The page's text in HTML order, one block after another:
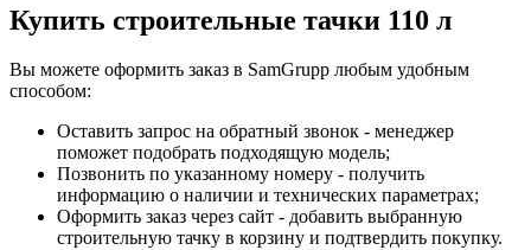
Купить строительные тачки 110 л
Вы можете оформить заказ в SamGrupp любым удобным
способом:
Оставить запрос на обратный звонок - менеджер
поможет подобрать подходящую модель;
Позвонить по указанному номеру - получить
информацию о наличии и технических параметрах;
Оформить заказ через сайт - добавить выбранную
строительную тачку в корзину и подтвердить покупку.